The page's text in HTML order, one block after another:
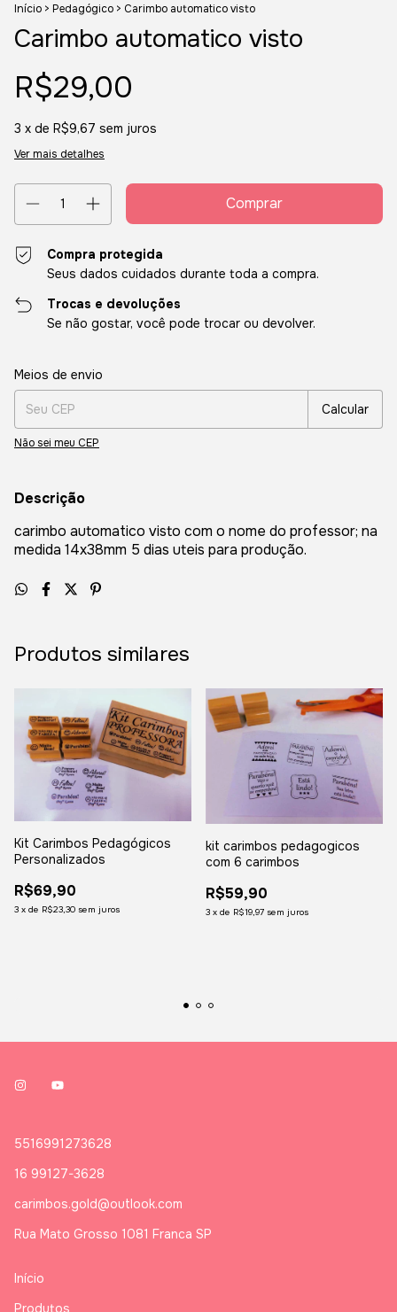
Início > Pedagógico > Carimbo automatico visto
Carimbo automatico visto
R$29,00
3 x de R$9,67 sem juros
Ver mais detalhes
Compra protegida
Seus dados cuidados durante toda a compra.
Trocas e devoluções
Se não gostar, você pode trocar ou devolver.
Entregas para o CEP:
Meios de envio
Calcular
Não sei meu CEP
Descrição
carimbo automatico visto com o nome do professor; na
medida 14x38mm 5 dias uteis para produção.
Produtos similares
Kit Carimbos Pedagógicos
Personalizados
R$69,90
3 x de R$23,30 sem juros
kit carimbos pedagogicos
com 6 carimbos
R$59,90
3 x de R$19,97 sem juros
5516991273628
16 99127-3628
carimbos.gold@outlook.com
Rua Mato Grosso 1081 Franca SP
Início
Produtos